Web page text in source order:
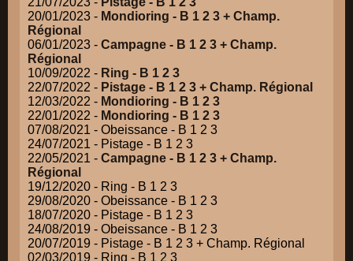
20/01/2023 - Mondioring - B 1 2 3 + Champ.
Régional
06/01/2023 - Campagne - B 1 2 3 + Champ.
Régional
10/09/2022 - Ring - B 1 2 3
22/07/2022 - Pistage - B 1 2 3 + Champ. Régional
12/03/2022 - Mondioring - B 1 2 3
22/01/2022 - Mondioring - B 1 2 3
07/08/2021 - Obeissance - B 1 2 3
24/07/2021 - Pistage - B 1 2 3
22/05/2021 - Campagne - B 1 2 3 + Champ.
Régional
19/12/2020 - Ring - B 1 2 3
29/08/2020 - Obeissance - B 1 2 3
18/07/2020 - Pistage - B 1 2 3
24/08/2019 - Obeissance - B 1 2 3
20/07/2019 - Pistage - B 1 2 3 + Champ. Régional
02/03/2019 - Ring - B 1 2 3